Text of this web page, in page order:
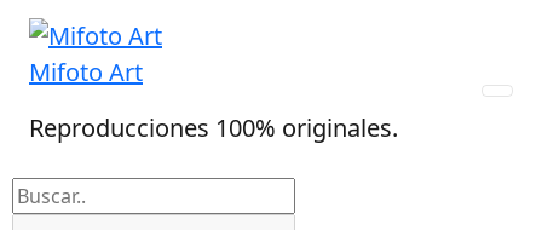
Skip
content
Mifoto Art
Reproducciones 100% originales.